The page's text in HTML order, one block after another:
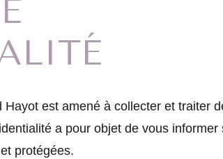
est amené à collecter et traiter
a pour objet de vous informer
protégées.